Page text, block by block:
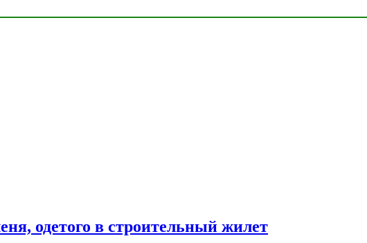
одетого в строительный жилет